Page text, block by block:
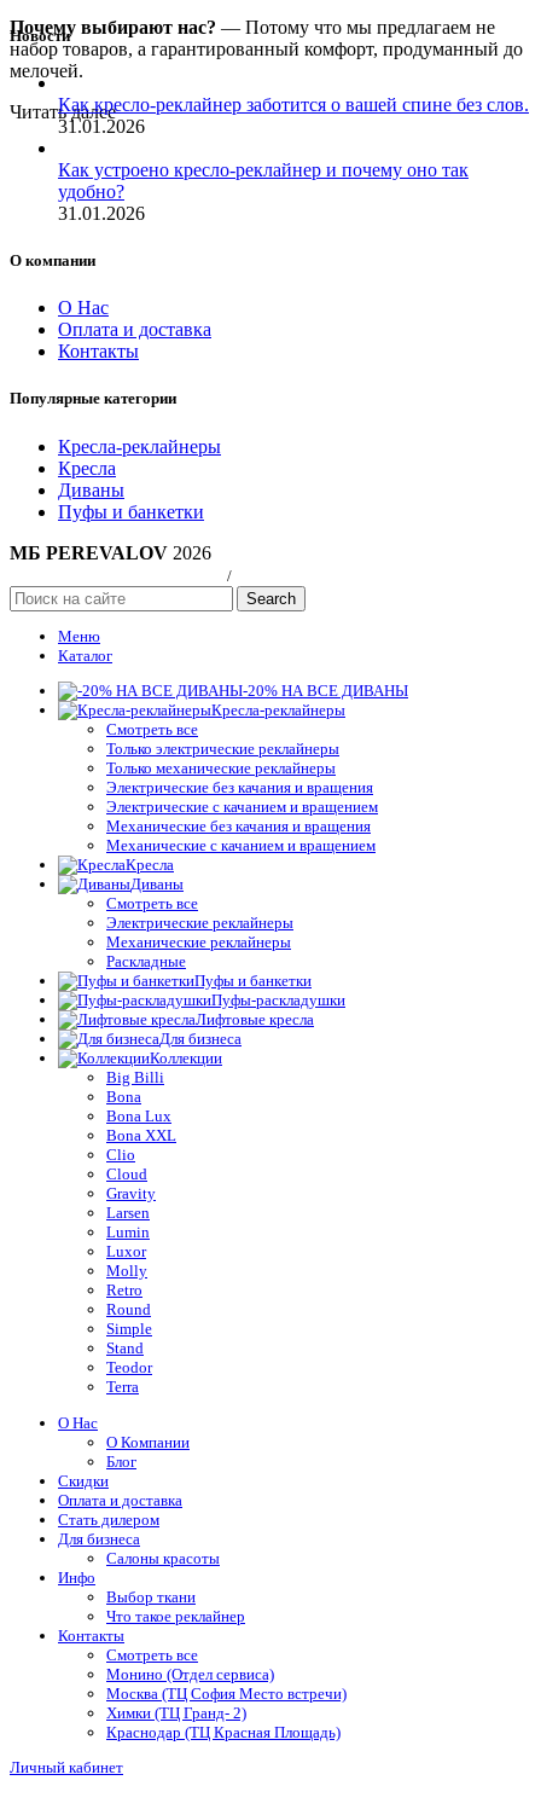
Почему выбирают нас? — Потому что мы предлагаем не
набор товаров, а гарантированный комфорт, продуманный до
мелочей.
Читать далее
Новости
Как кресло-реклайнер заботится о вашей спине без слов.
31.01.2026
Как устроено кресло-реклайнер и почему оно так
удобно?
31.01.2026
О компании
О Нас
Оплата и доставка
Контакты
Популярные категории
Кресла-реклайнеры
Кресла
Диваны
Пуфы и банкетки
МБ PEREVALOV 2026
/
Search
Меню
Каталог
-20% НА ВСЕ ДИВАНЫ
Кресла-реклайнеры
Смотреть все
Только электрические реклайнеры
Только механические реклайнеры
Электрические без качания и вращения
Электрические с качанием и вращением
Механические без качания и вращения
Механические с качанием и вращением
Кресла
Диваны
Смотреть все
Электрические реклайнеры
Механические реклайнеры
Раскладные
Пуфы и банкетки
Пуфы-раскладушки
Лифтовые кресла
Для бизнеса
Коллекции
Big Billi
Bona
Bona Lux
Bona XXL
Clio
Cloud
Gravity
Larsen
Lumin
Luxor
Molly
Retro
Round
Simple
Stand
Teodor
Terra
О Нас
О Компании
Блог
Скидки
Оплата и доставка
Стать дилером
Для бизнеса
Салоны красоты
Инфо
Выбор ткани
Что такое реклайнер
Контакты
Смотреть все
Монино (Отдел сервиса)
Москва (ТЦ София Место встречи)
Химки (ТЦ Гранд- 2)
Краснодар (ТЦ Красная Площадь)
Личный кабинет